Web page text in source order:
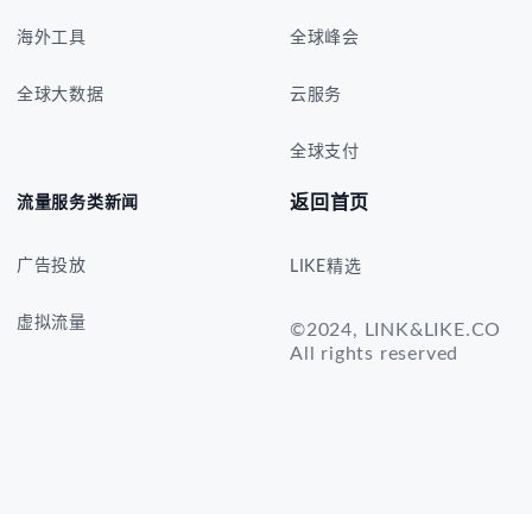
海外工具
全球大数据
全球峰会
云服务
全球支付
流量服务类新闻
广告投放
虚拟流量
返回首页
LIKE精选
©2024, LINK&LIKE.CO
All rights reserved